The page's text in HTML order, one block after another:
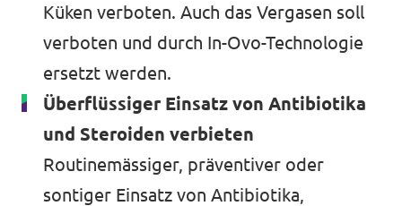
Küken verboten. Auch das Vergasen soll
verboten und durch In-Ovo-Technologie
ersetzt werden.
Überflüssiger Einsatz von Antibiotika
und Steroiden verbieten
Routinemässiger, präventiver oder
sontiger Einsatz von Antibiotika,